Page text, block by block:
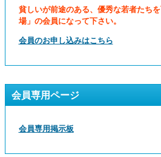
貧しいが前途のある、優秀な若者たち
場」の会員になって下さい。
会員のお申し込みはこちら
会員専用ページ
会員専用掲示板